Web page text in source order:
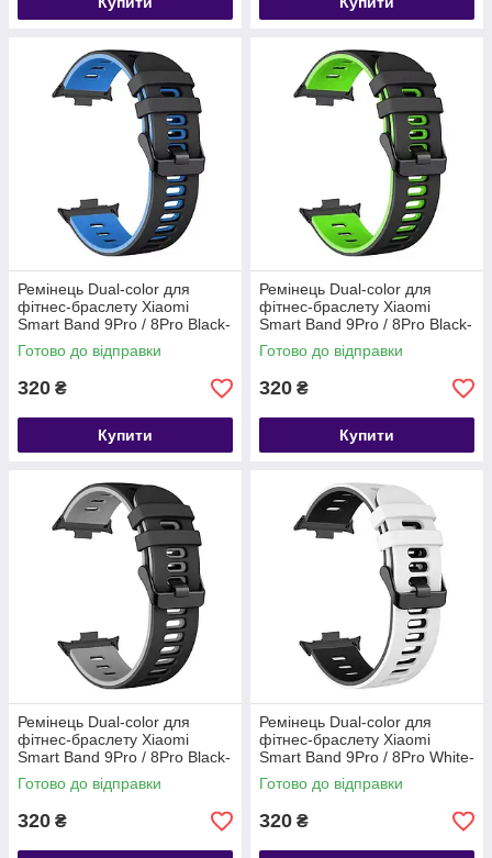
Ремінець Dual-color для
фітнес-браслету Xiaomi
Smart Band 9Pro / 8Pro Black-
blue
Готово до відправки
320 ₴
Купити
Ремінець Dual-color для
фітнес-браслету Xiaomi
Smart Band 9Pro / 8Pro Black-
green
Готово до відправки
320 ₴
Купити
Ремінець Dual-color для
фітнес-браслету Xiaomi
Smart Band 9Pro / 8Pro Black-
gray
Готово до відправки
320 ₴
Ремінець Dual-color для
фітнес-браслету Xiaomi
Smart Band 9Pro / 8Pro White-
black
Готово до відправки
320 ₴